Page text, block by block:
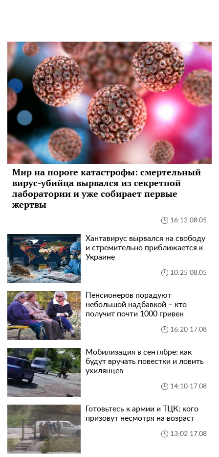
Мир на пороге катастрофы: смертельный
вирус-убийца вырвался из секретной
лаборатории и уже собирает первые
жертвы
16:12 08.05
Хантавирус вырвался на свободу
и стремительно приближается к
Украине
10:25 08.05
Пенсионеров порадуют
небольшой надбавкой – кто
получит почти 1000 гривен
16:20 17.08
Мобилизация в сентябре: как
будут вручать повестки и ловить
ухилянцев
14:10 17.08
Готовьтесь к армии и ТЦК: кого
призовут несмотря на возраст
13:02 17.08